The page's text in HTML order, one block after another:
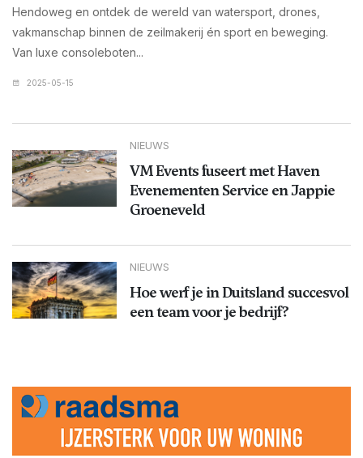
Hendoweg en ontdek de wereld van watersport, drones,
vakmanschap binnen de zeilmakerij én sport en beweging.
Van luxe consoleboten...
2025-05-15
NIEUWS
VM Events fuseert met Haven
Evenementen Service en Jappie
Groeneveld
NIEUWS
Hoe werf je in Duitsland succesvol
een team voor je bedrijf?